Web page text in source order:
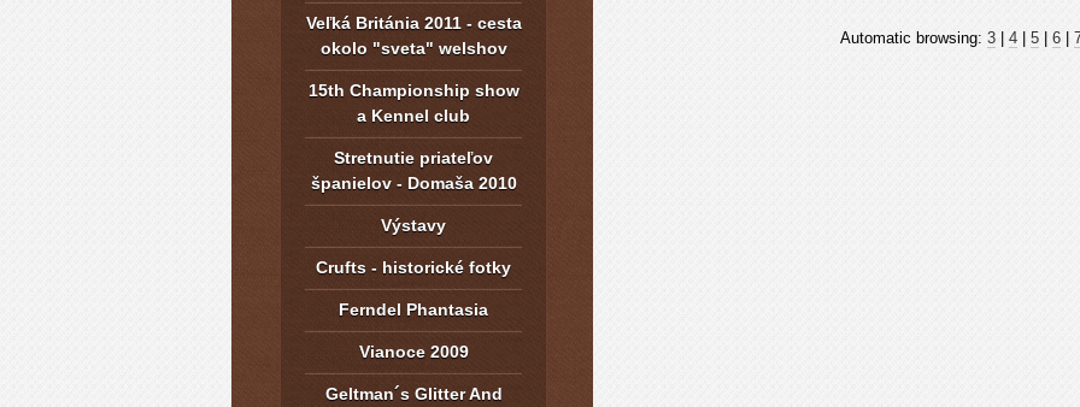
Automatic browsing: 3 4 5 6
Veľká Británia 2011 - cesta
okolo "sveta" welshov
15th Championship show
a Kennel club
Stretnutie priateľov
španielov - Domaša 2010
Výstavy
Crufts - historické fotky
Ferndel Phantasia
Vianoce 2009
Geltman´s Glitter And